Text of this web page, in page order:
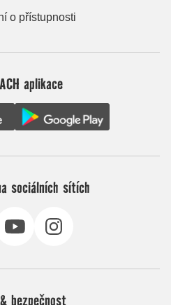
o přístupnosti
aplikace
sociálních sítích
bezpečnost